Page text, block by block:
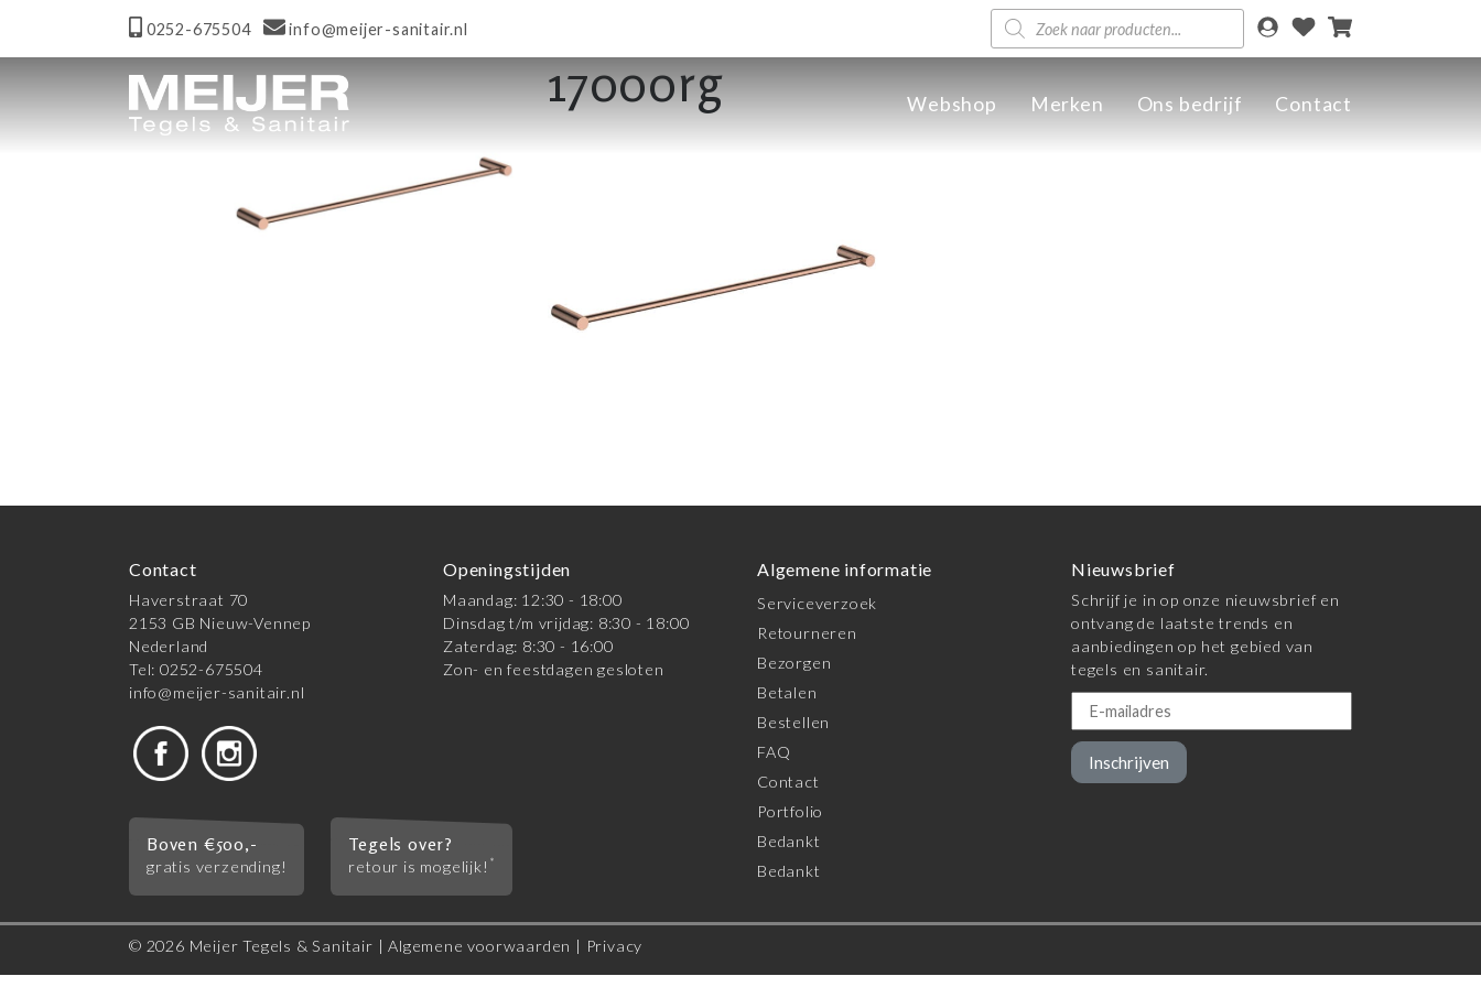
0252-675504 info@meijer-sanitair.nl
Producten
zoeken
Webshop Merken Ons bedrijf Contact
17000rg
Contact
Haverstraat 70
2153 GB Nieuw-Vennep
Nederland
Tel: 0252-675504
info@meijer-sanitair.nl
Openingstijden
Maandag: 12:30 - 18:00
Dinsdag t/m vrijdag: 8:30 - 18:00
Zaterdag: 8:30 - 16:00
Zon- en feestdagen gesloten
Boven €500,-
gratis verzending!
Tegels over?
retour is mogelijk! *
Algemene informatie
Serviceverzoek
Retourneren
Bezorgen
Betalen
Bestellen
FAQ
Contact
Portfolio
Bedankt
Bedankt
Nieuwsbrief
Schrijf je in op onze nieuwsbrief en
ontvang de laatste trends en
aanbiedingen op het gebied van
tegels en sanitair.
Inschrijven
© 2026 Meijer Tegels & Sanitair |Algemene voorwaarden | Privacy